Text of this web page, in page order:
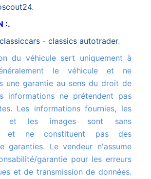
.
:.
classiccars - classics autotrader.
le véhicule et ne
une garantie au sens du droit de
informations ne prétendent pas
Les informations fournies, les
et les images sont sans
et ne constituent pas des
garanties. Le vendeur n'assume
garantie pour les erreurs
et de transmission de données.